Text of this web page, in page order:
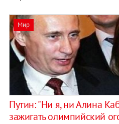
Мир
Путин: "Ни я, ни Алина
зажигать олимпийский